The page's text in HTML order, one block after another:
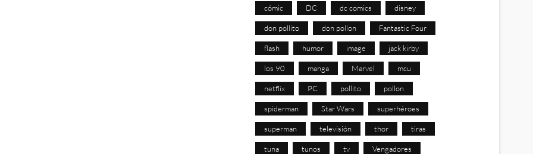
cómic DC dc comics disney
don pollito don pollon Fantastic Four
flash humor image jack kirby
los 90 manga Marvel mcu
netflix PC pollito pollon
spiderman Star Wars superhéroes
superman televisión thor tiras
tuna tunos tv Vengadores